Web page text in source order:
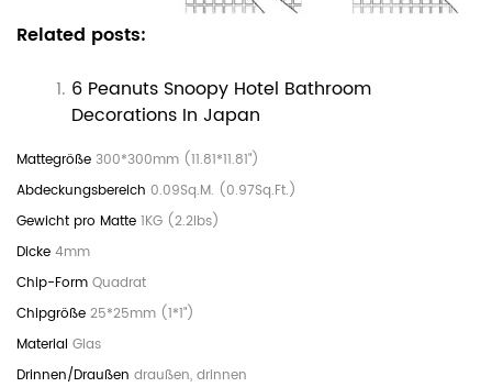
Related posts:
6 Peanuts Snoopy Hotel Bathroom
Decorations In Japan
300*300mm (11.81*11.81")
0.09Sq.M. (0.97Sq.Ft.)
1KG (2.2lbs)
4mm
Quadrat
25*25mm (1*1")
Glas
draußen, drinnen